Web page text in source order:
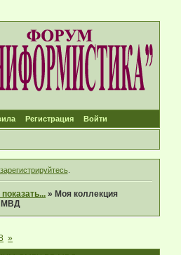
Регистрация Войти
зарегистрируйтесь.
» Моя коллекция
МВД
»